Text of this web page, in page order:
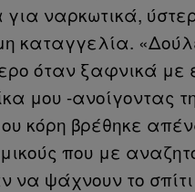
για ναρκωτικά,
καταγγελία.
όταν ξαφνικά με
μου -ανοίγοντας
κόρη βρέθηκε
που με
να ψάχνουν το